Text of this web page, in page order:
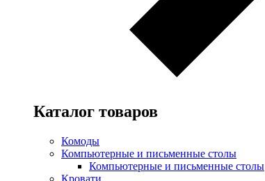
Каталог товаров
Комоды
Компьютерные и письменные столы
Компьютерные и письменные столы
Кровати